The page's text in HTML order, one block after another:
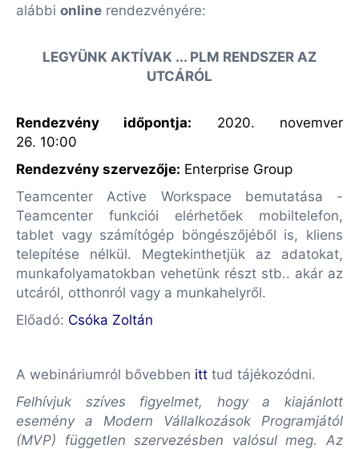
alábbi online rendezvényére:
LEGYÜNK AKTÍVAK ... PLM RENDSZER AZ
UTCÁRÓL
Rendezvény időpontja: 2020. novemver
26. 10:00
Rendezvény szervezője: Enterprise Group
Teamcenter Active Workspace bemutatása -
Teamcenter funkciói elérhetőek mobiltelefon,
tablet vagy számítógép böngészőjéből is, kliens
telepítése nélkül. Megtekinthetjük az adatokat,
munkafolyamatokban vehetünk részt stb.. akár az
utcáról, otthonról vagy a munkahelyről.
Előadó: Csóka Zoltán
A webináriumról bővebben itt tud tájékozódni.
Felhívjuk szíves figyelmet, hogy a kiajánlott
esemény a Modern Vállalkozások Programjától
(MVP) független szervezésben valósul meg. Az